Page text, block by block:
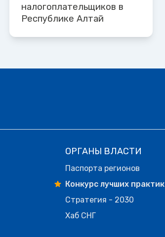
налогоплательщиков в
Республике Алтай
ОРГАНЫ ВЛАСТИ
Паспорта регионов
Конкурс лучших практик
Стратегия - 2030
Хаб СНГ